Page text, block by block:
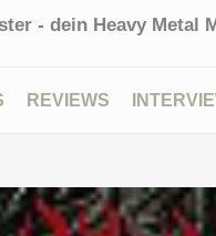
- dein Heavy Metal
REVIEWS